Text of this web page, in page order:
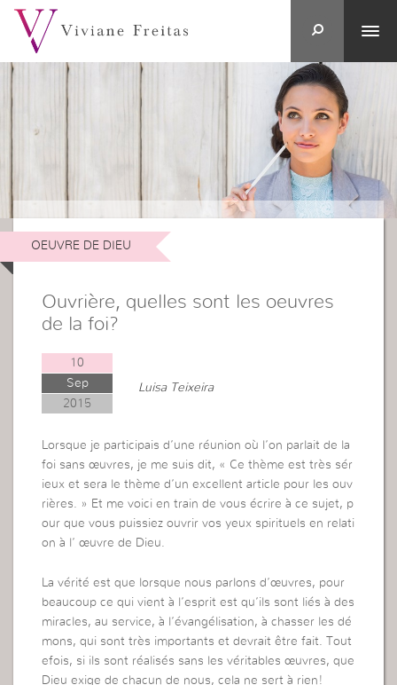
OEUVRE DE DIEU
Ouvrière, quelles sont les oeuvres
de la foi?
10
Sep
2015
Luisa Teixeira
Lorsque je participais d’une réunion où l’on parlait de la
foi sans œuvres, je me suis dit, « Ce thème est très sér
ieux et sera le thème d’un excellent article pour les ouv
rières. » Et me voici en train de vous écrire à ce sujet, p
our que vous puissiez ouvrir vos yeux spirituels en relati
on à l’ œuvre de Dieu.
La vérité est que lorsque nous parlons d’œuvres, pour
beaucoup ce qui vient à l’esprit est qu’ils sont liés à des
miracles, au service, à l’évangélisation, à chasser les dé
mons, qui sont très importants et devrait être fait. Tout
efois, si ils sont réalisés sans les véritables œuvres, que
Dieu exige de chacun de nous, cela ne sert à rien!